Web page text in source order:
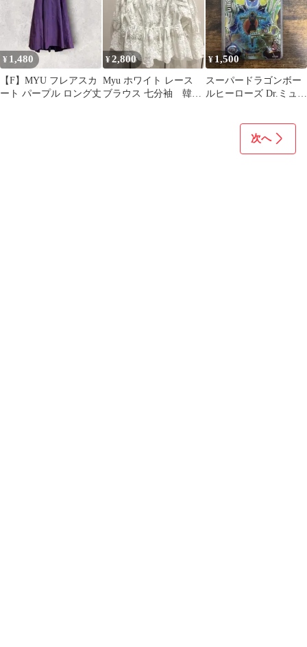
¥ 1,480
【F】MYU フレアスカ
ート パープル ロング丈
¥2,800
Myu ホワイト レース
ブラウス 七分袖 韓国
¥1,500
スーパードラゴンボー
ルヒーローズ Dr.ミュー
次へ